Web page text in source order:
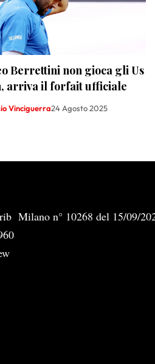
Berrettini non gioca gli Us
arriva il forfait ufficiale
Vinciguerra24 Agosto 2025
Milano n° 10268 del 15/09/